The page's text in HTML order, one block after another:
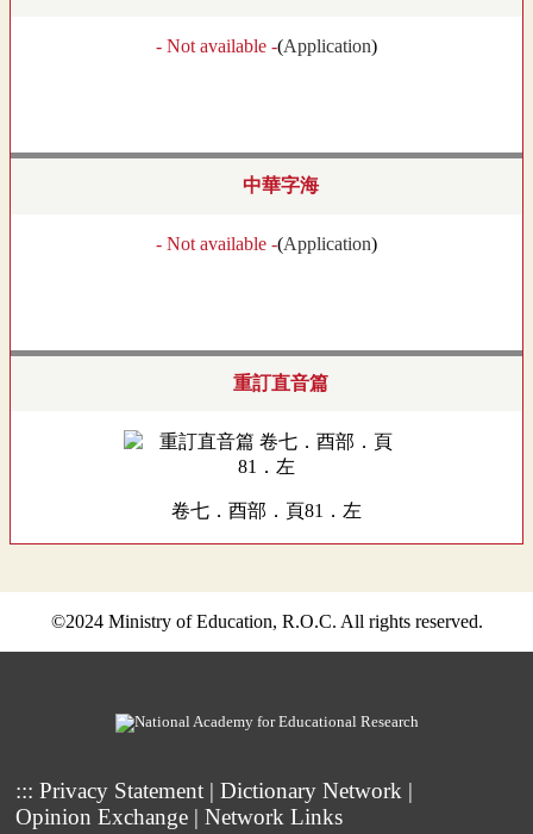
- Not available -(Application)
中華字海
- Not available -(Application)
重訂直音篇
卷七．酉部．頁81．左
©2024 Ministry of Education, R.O.C. All rights reserved.
::: Privacy Statement| Dictionary Network |
Opinion Exchange| Network Links